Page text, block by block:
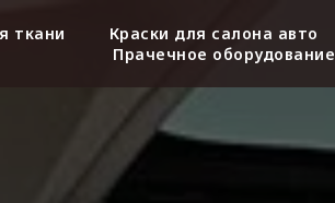
ткани Краски для салона авто
Прачечное оборудование